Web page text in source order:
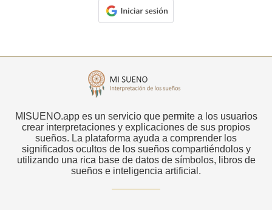
MISUENO.app es un servicio que permite a los usuarios
crear interpretaciones y explicaciones de sus propios
sueños. La plataforma ayuda a comprender los
significados ocultos de los sueños compartiéndolos y
utilizando una rica base de datos de símbolos, libros de
sueños e inteligencia artificial.